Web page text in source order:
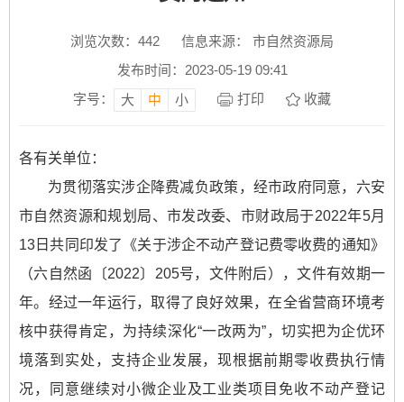
浏览次数： 442
信息来源： 市自然资源局
发布时间：2023-05-19 09:41
字号：
大 中 小 打印 收藏
各有关单位：
为贯彻落实涉企降费减负政策，经市政府同意，六安
市自然资源和规划局、市发改委、市财政局于2022年5月
13日共同印发了《关于涉企不动产登记费零收费的通知》
（六自然函〔2022〕205号，文件附后），文件有效期一
年。经过一年运行，取得了良好效果，在全省营商环境考
核中获得肯定，为持续深化“一改两为”，切实把为企优环
境落到实处，支持企业发展，现根据前期零收费执行情
况，同意继续对小微企业及工业类项目免收不动产登记